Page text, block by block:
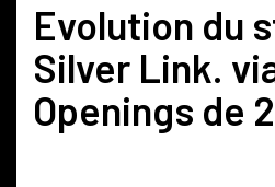
Evolution du
Silver Link.
Openings de